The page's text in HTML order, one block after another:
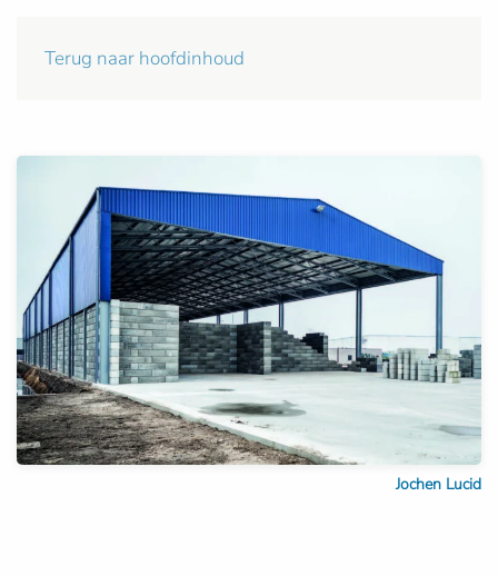
Terug naar hoofdinhoud
Jochen Lucid